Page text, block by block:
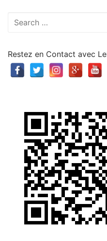
Rechercher
Restez en Contact avec